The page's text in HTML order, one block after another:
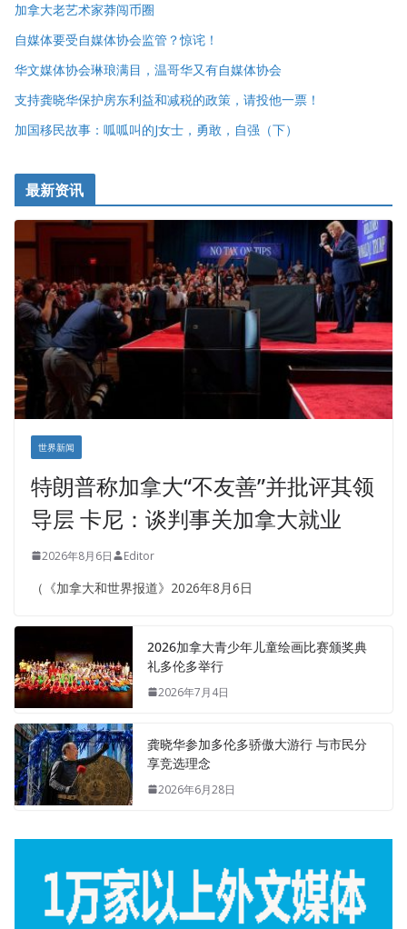
加拿大老艺术家莽闯币圈
自媒体要受自媒体协会监管？惊诧！
华文媒体协会琳琅满目，温哥华又有自媒体协会
支持龚晓华保护房东利益和减税的政策，请投他一票！
加国移民故事：呱呱叫的J女士，勇敢，自强（下）
最新资讯
世界新闻
特朗普称加拿大“不友善”并批评其领
导层 卡尼：谈判事关加拿大就业
2026年8月6日 Editor
（《加拿大和世界报道》2026年8月6日
2026加拿大青少年儿童绘画比赛颁奖典
礼多伦多举行
2026年7月4日
龚晓华参加多伦多骄傲大游行 与市民分
享竞选理念
2026年6月28日